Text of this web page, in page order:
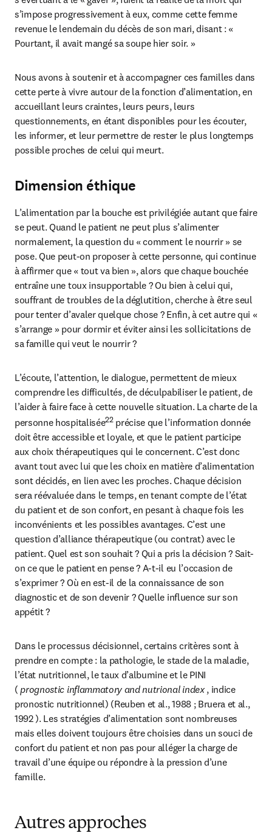
s’impose progressivement à eux, comme cette femme
revenue le lendemain du décès de son mari, disant : «
Pourtant, il avait mangé sa soupe hier soir. »
Nous avons à soutenir et à accompagner ces familles dans
cette perte à vivre autour de la fonction d’alimentation, en
accueillant leurs craintes, leurs peurs, leurs
questionnements, en étant disponibles pour les écouter,
les informer, et leur permettre de rester le plus longtemps
possible proches de celui qui meurt.
Dimension éthique
L’alimentation par la bouche est privilégiée autant que faire
se peut. Quand le patient ne peut plus s’alimenter
normalement, la question du « comment le nourrir » se
pose. Que peut-on proposer à cette personne, qui continue
à affirmer que « tout va bien », alors que chaque bouchée
entraîne une toux insupportable ? Ou bien à celui qui,
souffrant de troubles de la déglutition, cherche à être seul
pour tenter d’avaler quelque chose ? Enfin, à cet autre qui «
s’arrange » pour dormir et éviter ainsi les sollicitations de
sa famille qui veut le nourrir ?
L’écoute, l’attention, le dialogue, permettent de mieux
comprendre les difficultés, de déculpabiliser le patient, de
l’aider à faire face à cette nouvelle situation. La charte de la
personne hospitalisée22 précise que l’information donnée
doit être accessible et loyale, et que le patient participe
aux choix thérapeutiques qui le concernent. C’est donc
avant tout avec lui que les choix en matière d’alimentation
sont décidés, en lien avec les proches. Chaque décision
sera réévaluée dans le temps, en tenant compte de l’état
du patient et de son confort, en pesant à chaque fois les
inconvénients et les possibles avantages. C’est une
question d’alliance thérapeutique (ou contrat) avec le
patient. Quel est son souhait ? Qui a pris la décision ? Sait-
on ce que le patient en pense ? A-t-il eu l’occasion de
s’exprimer ? Où en est-il de la connaissance de son
diagnostic et de son devenir ? Quelle influence sur son
appétit ?
Dans le processus décisionnel, certains critères sont à
prendre en compte : la pathologie, le stade de la maladie,
l’état nutritionnel, le taux d’albumine et le PINI
( prognostic inflammatory and nutrional index , indice
pronostic nutritionnel) (Reuben et al., 1988 ; Bruera et al.,
1992 ). Les stratégies d’alimentation sont nombreuses
mais elles doivent toujours être choisies dans un souci de
confort du patient et non pas pour alléger la charge de
travail d’une équipe ou répondre à la pression d’une
famille.
Autres approches